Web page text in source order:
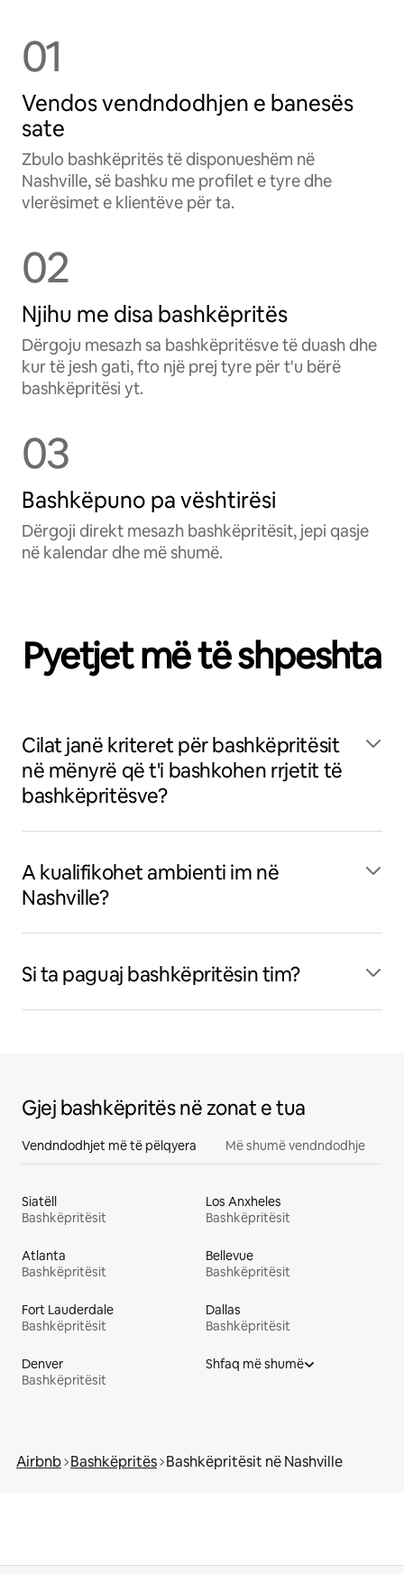
01
Vendos vendndodhjen e banesës
sate
Zbulo bashkëpritës të disponueshëm në
Nashville, së bashku me profilet e tyre dhe
vlerësimet e klientëve për ta.
02
Njihu me disa bashkëpritës
Dërgoju mesazh sa bashkëpritësve të duash dhe
kur të jesh gati, fto një prej tyre për t'u bërë
bashkëpritësi yt.
03
Bashkëpuno pa vështirësi
Dërgoji direkt mesazh bashkëpritësit, jepi qasje
në kalendar dhe më shumë.
Pyetjet më të shpeshta
Cilat janë kriteret për bashkëpritësit
në mënyrë që t'i bashkohen rrjetit të
bashkëpritësve?
A kualifikohet ambienti im në
Nashville?
Si ta paguaj bashkëpritësin tim?
Gjej bashkëpritës në zonat e tua
Vendndodhjet më të pëlqyera Më shumë vendndodhje
Siatëll
Bashkëpritësit
Los Anxheles
Bashkëpritësit
Atlanta
Bashkëpritësit
Bellevue
Bashkëpritësit
Fort Lauderdale
Bashkëpritësit
Dallas
Bashkëpritësit
Denver
Bashkëpritësit
Shfaq më shumë
Airbnb Bashkëpritës Bashkëpritësit në Nashville